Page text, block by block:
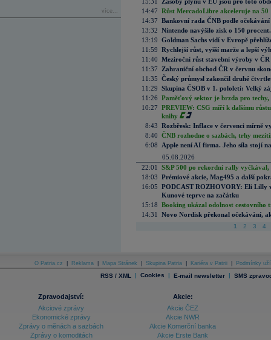
více...
14:47 Růst MercadoLibre akceleruje na
14:37 Bankovní rada ČNB podle
13:32 Nintendo navýšilo zisk o 150
13:19 Goldman Sachs vidí v Evropě
11:59 Rychlejší růst, vyšší marže a lepší
11:40 Meziroční růst stavební výroby v
11:37
Zahraniční obchod ČR v červnu
11:35 Český průmysl zakončil druhé
11:29 Skupina ČSOB v 1. pololetí: Velký
11:26 Paměťový sektor je brzda pro techy,
10:27 PREVIEW: CSG míří k dalšímu
knihy
8:43 Rozbřesk: Inflace v červenci mírně
8:40 ČNB rozhodne o sazbách, trhy
6:08
Apple není AI firma. Jeho síla stojí
05.08.2026
22:01
S&P 500 po rekordní rally vyčkával,
18:03 Prémiové akcie, Mag495 a další
16:05 PODCAST ROZHOVORY: Eli Lilly
Kunové teprve na začátku
15:18 Booking ukázal odolnost cestovního
14:31
Novo Nordisk překonal očekávání,
1 2 3 4
O Patria.cz Reklama Mapa Stránek Skupina Patria Kariéra v Patrii Podmínky
RSS / XML | Cookies | E-mail newsletter | SMS
Zpravodajství:
Akciové zprávy
Ekonomické zprávy
Zprávy o měnách a sazbách
Zprávy o komoditách
Akcie:
Akcie ČEZ
Akcie NWR
Akcie Komerční banka
Akcie Erste Bank